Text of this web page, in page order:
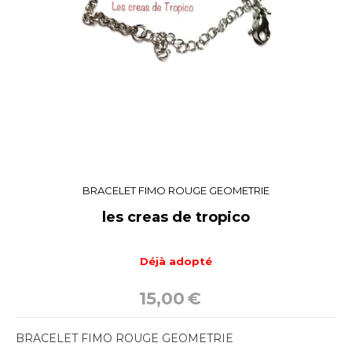
BRACELET FIMO ROUGE GEOMETRIE
les creas de tropico
15,00€
Déjà adopté
BRACELET FIMO ROUGE GEOMETRIE